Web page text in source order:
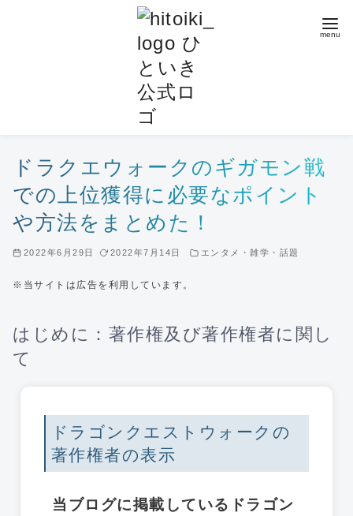
ドラクエウォークのギガモン戦
での上位獲得に必要なポイント
や方法をまとめた！
2022年6月29日 2022年7月14日 エンタメ・雑学・話題
※当サイトは広告を利用しています。
はじめに：著作権及び著作権者に関し
て
ドラゴンクエストウォークの
著作権者の表示
当ブログに掲載しているドラゴン